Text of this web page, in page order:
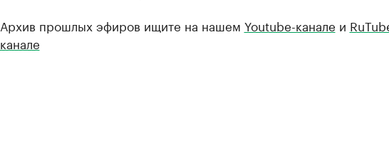
Архив прошлых эфиров ищите на нашем Youtube-канале и
канале